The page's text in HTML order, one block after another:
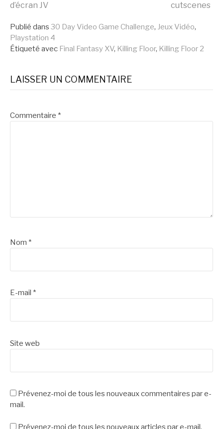
la
suite
d’écran JV
cutscenes
Publié dans 30 Day Video Game Challenge, Jeux Vidéo,
Playstation 4
Étiqueté avec Final Fantasy XV, Killing Floor, Killing Floor 2
LAISSER UN COMMENTAIRE
Commentaire *
Nom *
E-mail *
Site web
Prévenez-moi de tous les nouveaux commentaires par e-
mail.
Prévenez-moi de tous les nouveaux articles par e-mail.